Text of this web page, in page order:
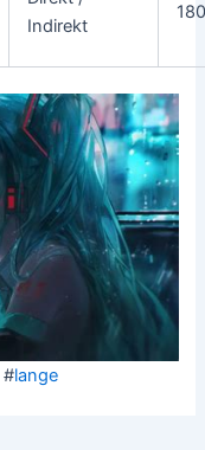
Indirekt
#lange